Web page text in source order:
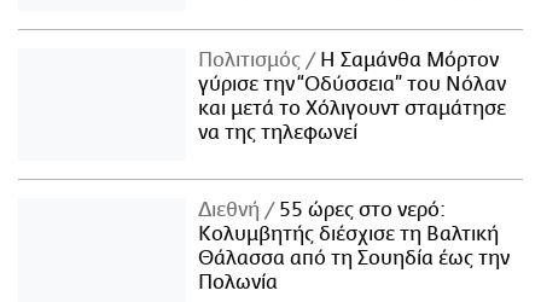
Πολιτισμός
Η Σαμάνθα Μόρτον
γύρισε την “Οδύσσεια” του Νόλαν
και μετά το Χόλιγουντ σταμάτησε
να της τηλεφωνεί
Διεθνή
55 ώρες στο νερό:
Κολυμβητής διέσχισε τη Βαλτική
Θάλασσα από τη Σουηδία έως την
Πολωνία